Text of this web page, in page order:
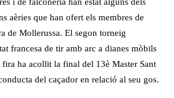
aèries que han ofert els membres de
de Mollerussa. El segon torneig
francesa de tir amb arc a dianes mòbils
fira ha acollit la final del 13è Master Sant
del caçador en relació al seu gos.